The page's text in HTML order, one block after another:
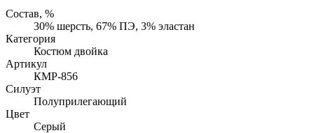
Состав, %
30% шерсть, 67% ПЭ, 3% эластан
Категория
Костюм двойка
Артикул
КМР-856
Силуэт
Полуприлегающий
Цвет
Серый